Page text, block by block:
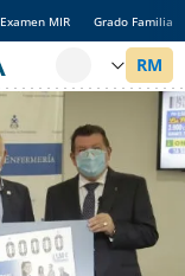
Examen MIR Grado Familia